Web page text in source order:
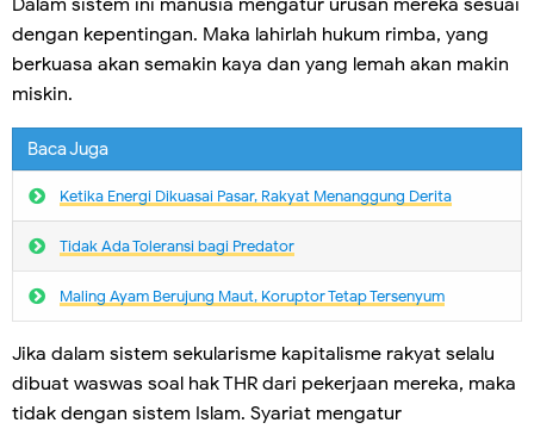
dengan kepentingan. Maka lahirlah hukum rimba, yang
berkuasa akan semakin kaya dan yang lemah akan makin
miskin.
Baca Juga
Ketika Energi Dikuasai Pasar, Rakyat Menanggung Derita
Tidak Ada Toleransi bagi Predator
Maling Ayam Berujung Maut, Koruptor Tetap Tersenyum
Jika dalam sistem sekularisme kapitalisme rakyat selalu
dibuat waswas soal hak THR dari pekerjaan mereka, maka
tidak dengan sistem Islam. Syariat mengatur